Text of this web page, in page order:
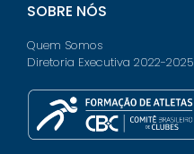
SOBRE NÓS
Quem Somos
Diretoria Executiva 2022-2025